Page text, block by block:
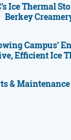
Ice Thermal
Berkey
Campus’
Efficient Ice
& Maintenance